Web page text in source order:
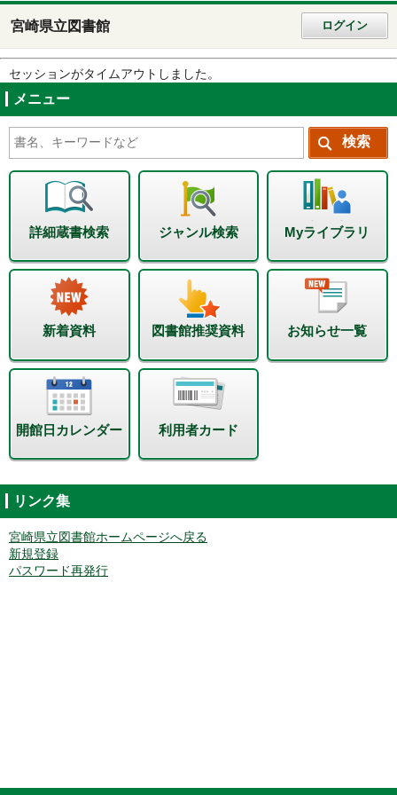
宮崎県立図書館 ログイン
セッションがタイムアウトしました。
メニュー
詳細蔵書検索 ジャンル検索 Myライブラリ
新着資料 図書館推奨資料 お知らせ一覧
開館日カレンダー 利用者カード
リンク集
宮崎県立図書館ホームページへ戻る
新規登録
パスワード再発行